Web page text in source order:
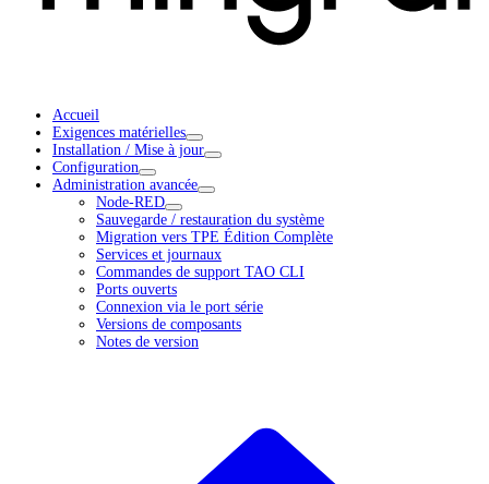
Accueil
Exigences matérielles
Installation / Mise à jour
Configuration
Administration avancée
Node-RED
Sauvegarde / restauration du système
Migration vers TPE Édition Complète
Services et journaux
Commandes de support TAO CLI
Ports ouverts
Connexion via le port série
Versions de composants
Notes de version